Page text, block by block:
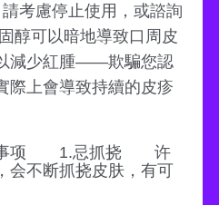
考慮停止使用，或諮詢
醇可以暗地導致口周皮
減少紅腫——欺騙您認
上會導致持續的皮疹
事项 1.忌抓挠 许
会不断抓挠皮肤，有可